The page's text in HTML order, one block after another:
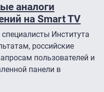
аналоги
на Smart TV
Института
российские
пользователей и
панели в